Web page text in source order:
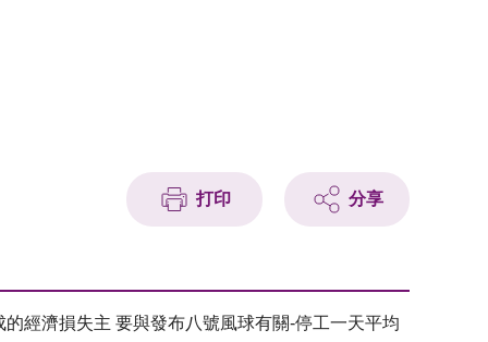
打印 分享
經濟損失主 要與發布八號風球有關-停工一天平均